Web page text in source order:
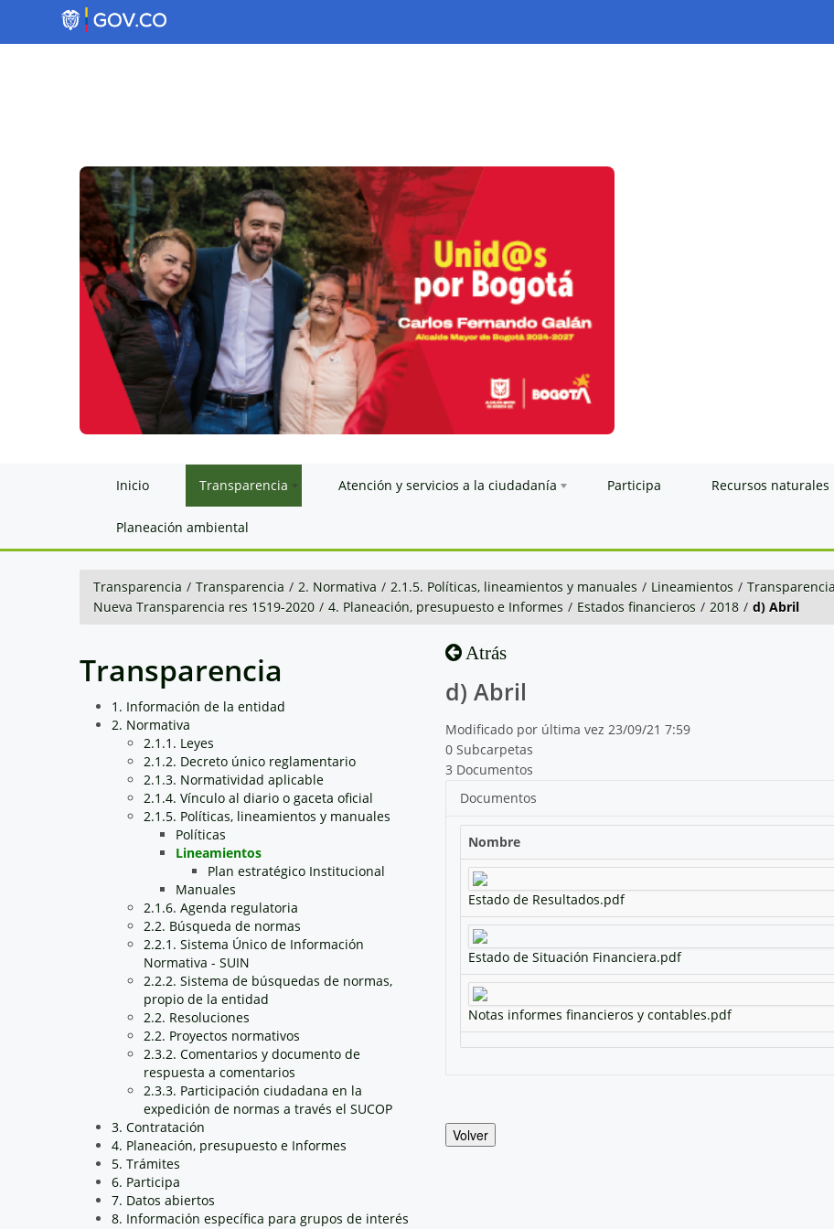
Inicio Transparencia Atención y servicios a la ciudadanía Participa Recursos naturales
Planeación ambiental
Transparencia / Transparencia / 2. Normativa / 2.1.5. Políticas, lineamientos y manuales / Lineamientos /
Nueva Transparencia res 1519-2020 / 4. Planeación, presupuesto e Informes / Estados financieros / 2018 / d) Abril
Transparencia
1. Información de la entidad
2. Normativa
2.1.1. Leyes
2.1.2. Decreto único reglamentario
2.1.3. Normatividad aplicable
2.1.4. Vínculo al diario o gaceta oficial
2.1.5. Políticas, lineamientos y manuales
Políticas
Lineamientos
Plan estratégico Institucional
Manuales
2.1.6. Agenda regulatoria
2.2. Búsqueda de normas
2.2.1. Sistema Único de Información
Normativa - SUIN
2.2.2. Sistema de búsquedas de normas,
propio de la entidad
2.2. Resoluciones
2.2. Proyectos normativos
2.3.2. Comentarios y documento de
respuesta a comentarios
2.3.3. Participación ciudadana en la
expedición de normas a través el SUCOP
3. Contratación
4. Planeación, presupuesto e Informes
5. Trámites
6. Participa
7. Datos abiertos
8. Información específica para grupos de interés
Atrás
d) Abril
Modificado por última vez 23/09/21 7:59
0 Subcarpetas
3 Documentos
Documentos
Nombre
Estado de Resultados.pdf
Estado de Situación Financiera.pdf
Notas informes financieros y contables.pdf
Volver